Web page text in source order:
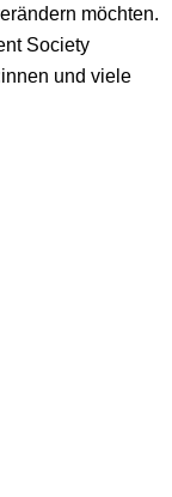
möchten.
Society
und viele